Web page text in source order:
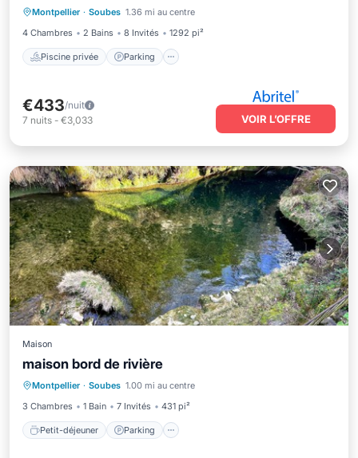
Montpellier · Soubes 1.36 mi au centre
4 Chambres
2 Bains 8 Invités 1292 pi²
Piscine privée Parking
Vue sur l’océan
€433/nuit
7 nuits - €3,033 VOIR L’OFFRE
Maison
maison bord de rivière
Montpellier · Soubes 1.00 mi au centre
3 Chambres
1 Bain 7 Invités 431 pi²
Petit-déjeuner Parking
Petit-déjeuner
Balcon/Terrasse